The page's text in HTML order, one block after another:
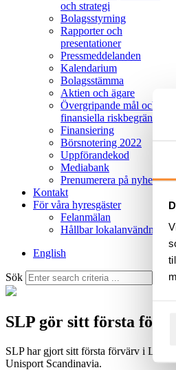
och strategi
Bolagsstyrning
Rapporter och
presentationer
Pressmeddelanden
Kalendarium
Bolagsstämma
Aktien och ägare
Övergripande mål och
finansiella
Finansiering
Börsnotering 2022
Uppförandekod
Mediabank
Prenumerera på nyheter
Kontakt
För våra hyresgäster
Felanmälan
Hållbar lokalanvändning
English
Sök
SLP gör sitt första
SLP har gjort sitt första förvärv i
Unisport Scandinavia.